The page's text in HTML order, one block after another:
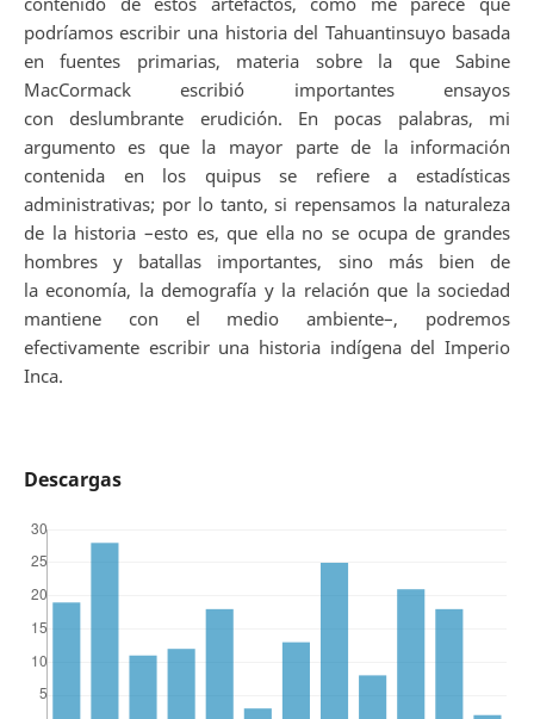
podríamos escribir una historia del Tahuantinsuyo basada
en fuentes primarias, materia sobre la que Sabine
MacCormack escribió importantes ensayos
con deslumbrante erudición. En pocas palabras, mi
argumento es que la mayor parte de la información
contenida en los quipus se refiere a estadísticas
administrativas; por lo tanto, si repensamos la naturaleza
de la historia –esto es, que ella no se ocupa de grandes
hombres y batallas importantes, sino más bien de
la economía, la demografía y la relación que la sociedad
mantiene con el medio ambiente–, podremos
efectivamente escribir una historia indígena del Imperio
Inca.
Descargas